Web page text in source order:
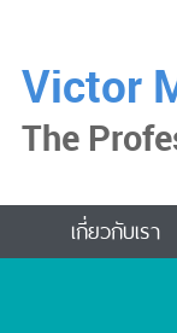
Victor
The
เกี่ยวกับเรา